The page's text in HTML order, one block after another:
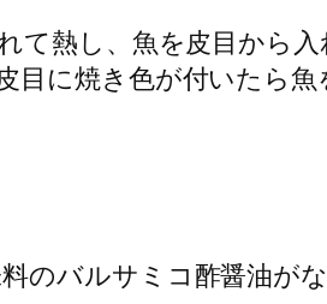
て熱し、魚を皮目から入
に焼き色が付いたら魚
のバルサミコ酢醤油が